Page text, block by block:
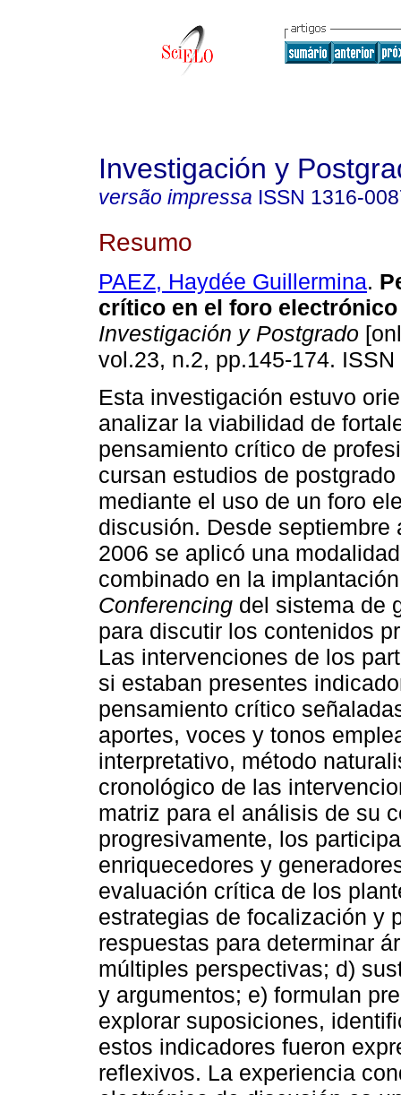
Investigación y
versão impressa ISSN 1316-
Resumo
PAEZ, Haydée Guillermina.
crítico en el foro
Investigación y Postgrado
vol.23, n.2, pp.145-174.
Esta investigación estuvo
analizar la viabilidad de
pensamiento crítico de
cursan estudios de
mediante el uso de un foro
discusión. Desde septiembre
2006 se aplicó una
combinado en la
Conferencing del sistema de
para discutir los contenidos
Las intervenciones de los
si estaban presentes
pensamiento crítico
aportes, voces y tonos
interpretativo, método
cronológico de las
matriz para el análisis de su
progresivamente, los
enriquecedores y
evaluación crítica de los
estrategias de focalización y
respuestas para determinar
múltiples perspectivas; d)
y argumentos; e) formulan
explorar suposiciones,
estos indicadores fueron
reflexivos. La experiencia